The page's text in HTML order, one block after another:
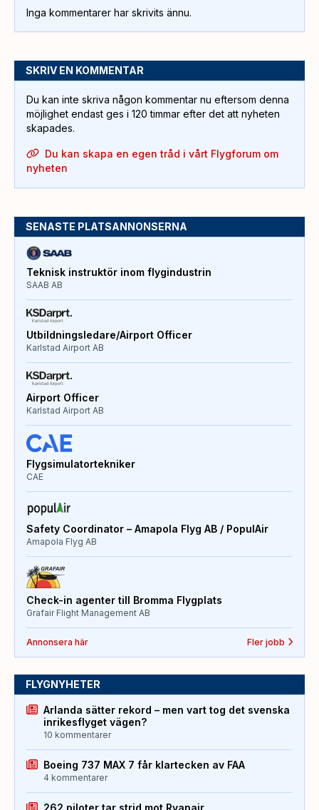
Inga kommentarer har skrivits ännu.
SKRIV EN KOMMENTAR
Du kan inte skriva någon kommentar nu eftersom denna
möjlighet endast ges i 120 timmar efter det att nyheten
skapades.
Du kan skapa en egen tråd i vårt Flygforum om
nyheten
SENASTE PLATSANNONSERNA
Teknisk instruktör inom flygindustrin
SAAB AB
Utbildningsledare/Airport Officer
Karlstad Airport AB
Airport Officer
Karlstad Airport AB
Flygsimulatortekniker
CAE
Safety Coordinator – Amapola Flyg AB / PopulAir
Amapola Flyg AB
Check-in agenter till Bromma Flygplats
Grafair Flight Management AB
Annonsera här Fler jobb
FLYGNYHETER
Arlanda sätter rekord – men vart tog det svenska
inrikesflyget vägen?
10 kommentarer
Boeing 737 MAX 7 får klartecken av FAA
4 kommentarer
262 piloter tar strid mot Ryanair